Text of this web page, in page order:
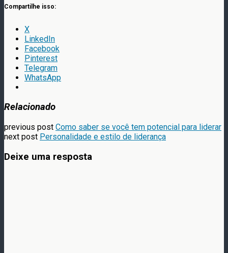
Compartilhe isso:
X
LinkedIn
Facebook
Pinterest
Telegram
WhatsApp
Relacionado
previous post Como saber se você tem potencial para liderar
next post Personalidade e estilo de liderança
Deixe uma resposta